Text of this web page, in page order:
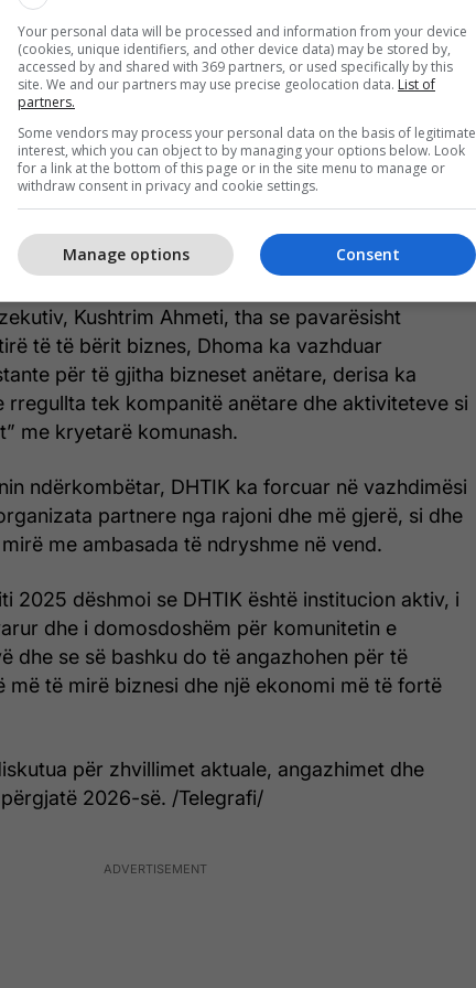
angazhimi DHTIK-së në temat si Ligji për Pronën
i tregut të energjisë, rritja e çmimit të energjisë
e rregulluar, Ligji i Punës, procedurat kufitare, lejet
administrative, etj, ka treguar qartë se nuk
që dëmtojnë bizneset dhe ekonominë.
Kushtrim Ahmeti, tha se pavarësisht
të të bërit biznes, Dhoma ka vazhduar
për të gjitha bizneset anëtare, derisa ka
rregullta tek kompanitë anëtare dhe aktiviteteve si
me kryetarë komunash.
ndërkombëtar, DHTIK ka forcuar në vazhdimësi
partnere nga rajoni dhe më gjerë, si dhe
me ambasada të ndryshme në vend.
2025 dëshmoi se DHTIK është institucion aktiv, i
dhe i domosdoshëm për komunitetin e
dhe se së bashku do të angazhohen për të
më të mirë biznesi dhe një ekonomi më të fortë
për zhvillimet aktuale, angazhimet dhe
2026-së. /Telegrafi/
Your personal data will be processed and information from your device
(cookies, unique identifiers, and other device data) may be stored by,
accessed by and shared with 369 partners, or used specifically by this
site. We and our partners may use precise geolocation data. List of
partners.
Some vendors may process your personal data on the basis of legitimate
interest, which you can object to by managing your options below. Look
for a link at the bottom of this page or in the site menu to manage or
withdraw consent in privacy and cookie settings.
Consent
Manage options